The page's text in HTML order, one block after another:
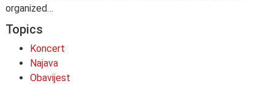
organized…
Topics
Koncert
Najava
Obavijest